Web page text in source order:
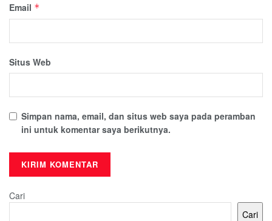
Email *
Situs Web
Simpan nama, email, dan situs web saya pada peramban
ini untuk komentar saya berikutnya.
Cari
Cari